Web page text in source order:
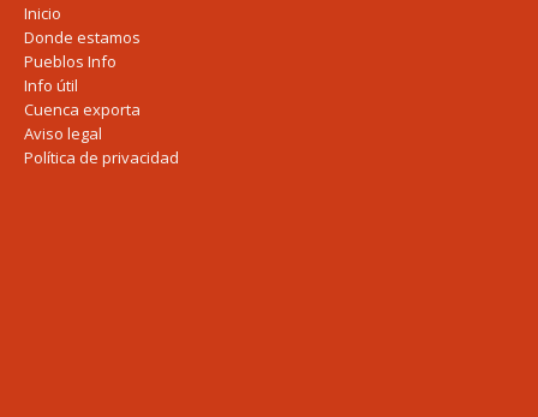
Inicio
Donde estamos
Pueblos Info
Info útil
Cuenca exporta
Aviso legal
Política de privacidad